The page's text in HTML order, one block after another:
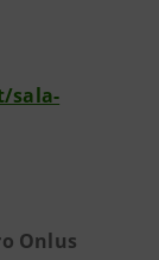
sala-
Onlus